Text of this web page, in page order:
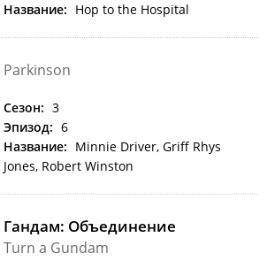
Название: Hop to the Hospital
Parkinson
Сезон: 3
Эпизод: 6
Название: Minnie Driver, Griff Rhys
Jones, Robert Winston
Гандам: Объединение
Turn a Gundam